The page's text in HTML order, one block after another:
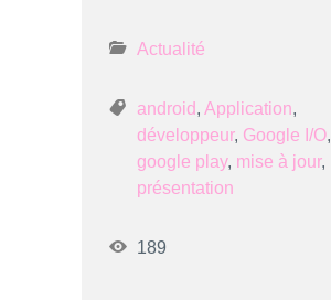
Actualité
android, Application,
développeur, Google I/O,
google play, mise à jour,
présentation
189